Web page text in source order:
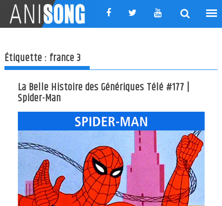
content
Étiquette : france 3
La Belle Histoire des Génériques Télé #177 |
Spider-Man